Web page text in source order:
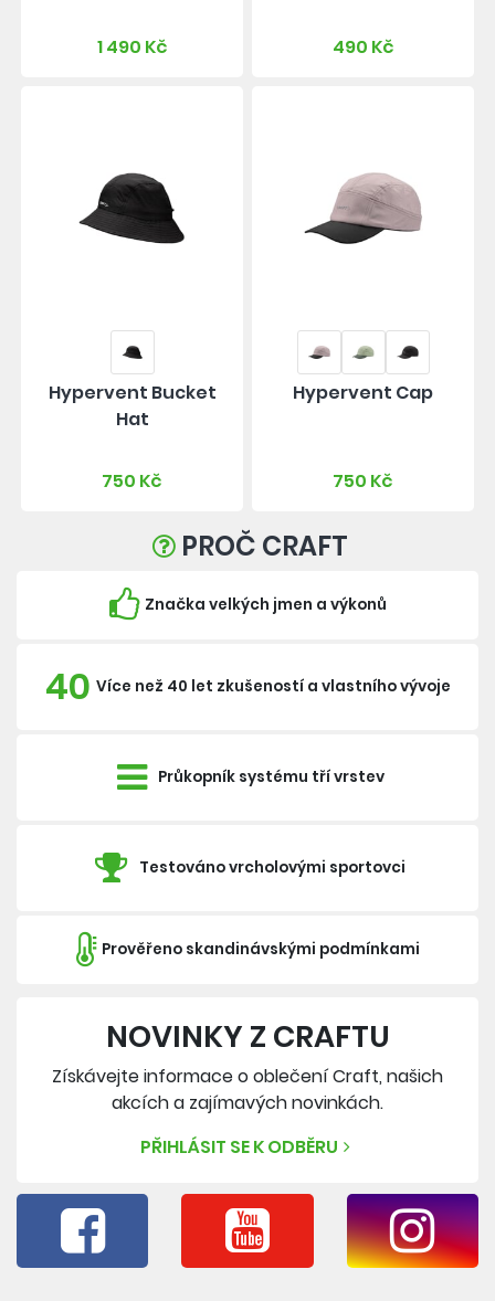
1 490 Kč 490 Kč
Hypervent Bucket
Hat
750 Kč
Hypervent Cap
750 Kč
PROČ CRAFT
Značka velkých jmen a výkonů
40 Více než 40 let zkušeností a vlastního vývoje
Průkopník systému tří vrstev
Testováno vrcholovými sportovci
Prověřeno skandinávskými podmínkami
NOVINKY Z CRAFTU
Získávejte informace o oblečení Craft, našich
akcích a zajímavých novinkách.
PŘIHLÁSIT SE K ODBĚRU